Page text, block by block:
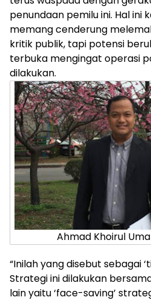
penundaan pemilu ini. Hal ini
memang cenderung
kritik publik, tapi potensi
terbuka mengingat operasi
dilakukan.
Ahmad Khoirul
“Inilah yang disebut sebagai
Strategi ini dilakukan
lain yaitu ‘face-saving’